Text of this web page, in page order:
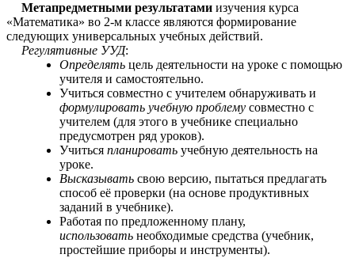
Метапредметными результатамиизучения курса
«Математика» во 2-м классе являются формирование
следующих универсальных учебных действий.
Регулятивные УУД:
Определятьцель деятельности на уроке с помощью
учителя и самостоятельно.
Учиться совместно с учителем обнаруживать и
формулировать учебную проблемусовместно с
учителем (для этого в учебнике специально
предусмотрен ряд уроков).
Учиться планироватьучебную деятельность на
уроке.
Высказыватьсвою версию, пытаться предлагать
способ её проверки (на основе продуктивных
заданий в учебнике).
Работая по предложенному плану,
использоватьнеобходимые средства (учебник,
простейшие приборы и инструменты).